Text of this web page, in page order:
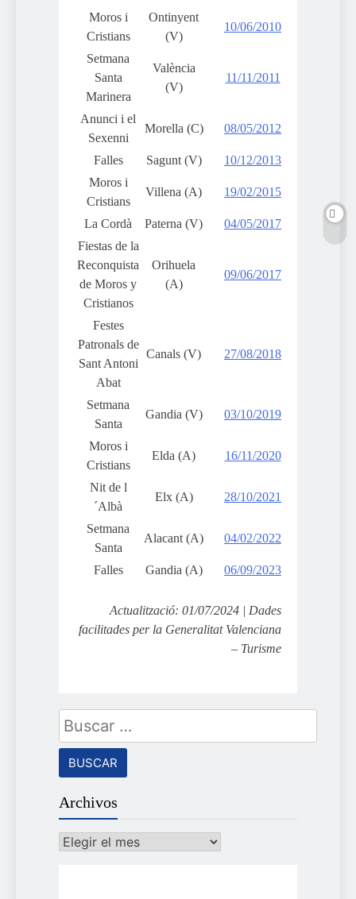
Moros i
Cristians
Ontinyent
(V)
10/06/2010
Setmana
Santa
Marinera
València
(V)
11/11/2011
Anunci i el
Sexenni
Morella (C) 08/05/2012
Falles Sagunt (V)
10/12/2013
Moros i
Cristians
Villena (A) 19/02/2015
La Cordà Paterna (V)
04/05/2017
Fiestas de la
Reconquista
de Moros y
Cristianos
Orihuela
(A)
09/06/2017
Festes
Patronals de
Sant Antoni
Abat
Canals (V) 27/08/2018
Setmana
Santa
Gandia (V) 03/10/2019
Moros i
Cristians
Elda (A) 16/11/2020
Nit de l
´Albà
Elx (A) 28/10/2021
Setmana
Santa
Alacant (A) 04/02/2022
Falles Gandia (A) 06/09/2023
Actualització: 01/07/2024 | Dades
facilitades per la Generalitat Valenciana
– Turisme
Buscar:
Archivos
Archivos